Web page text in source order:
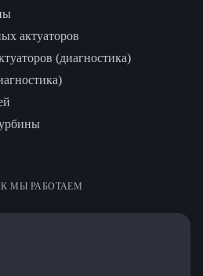
актуаторов
(диагностика)
МЫ РАБОТАЕМ